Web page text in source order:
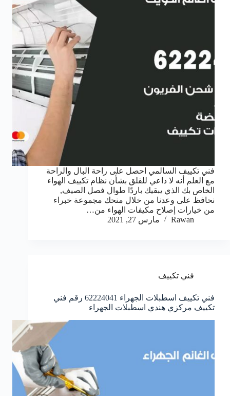
فني تكييف السالمي احصل على راحة البال والراحة
مع العلم أنه لا داعي للقلق بشأن نظام تكييف الهواء
الخاص بك الذي يبقيك باردًا طوال فصل الصيف,
نحافظ على وعدنا من خلال منحك مجموعة خبراء
من خيارات إصلاح مكيفات الهواء من…
Rawan
مارس 27, 2021
فني تكييف
فني تكييف اسطبلات الجهراء 62224041 رقم فني
تكييف مركزي هندي اسطبلات الجهراء